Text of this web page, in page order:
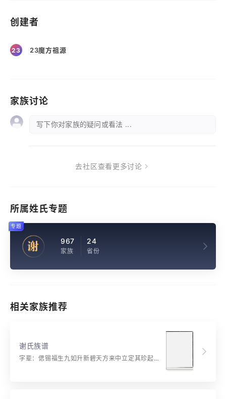
创建者
23 23魔方祖源
家族讨论
写下你对家族的疑问或看法 ...
去社区查看更多讨论
所属姓氏专题
谢 967
家族
24
省份
专题
相关家族推荐
谢氏族谱
字辈：偲锡福生九如升新碧天方来中立定其珍起发先